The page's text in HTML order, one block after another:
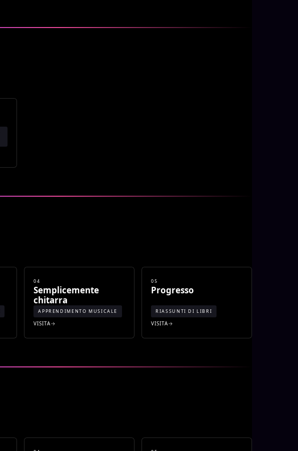
04
Semplicemente
chitarra
APPRENDIMENTO MUSICALE
VISITA
05
Progresso
RIASSUNTI DI LIBRI
VISITA